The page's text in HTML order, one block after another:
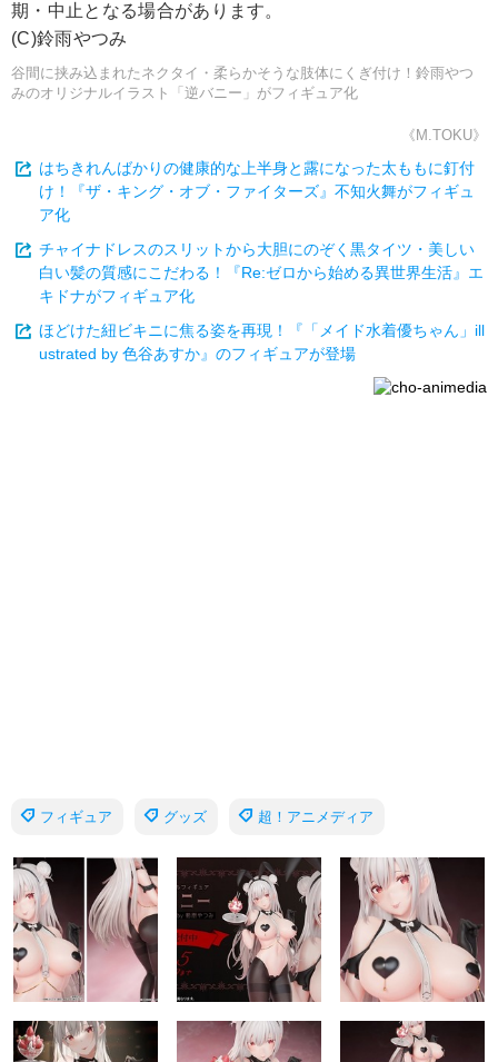
期・中止となる場合があります。
(C)鈴雨やつみ
谷間に挟み込まれたネクタイ・柔らかそうな肢体にくぎ付け！鈴雨やつ
みのオリジナルイラスト「逆バニー」がフィギュア化
《M.TOKU》
はちきれんばかりの健康的な上半身と露になった太ももに釘付
け！『ザ・キング・オブ・ファイターズ』不知火舞がフィギュ
ア化
チャイナドレスのスリットから大胆にのぞく黒タイツ・美しい
白い髪の質感にこだわる！『Re:ゼロから始める異世界生活』エ
キドナがフィギュア化
ほどけた紐ビキニに焦る姿を再現！『「メイド水着優ちゃん」ill
ustrated by 色谷あすか』のフィギュアが登場
フィギュア グッズ 超！アニメディア